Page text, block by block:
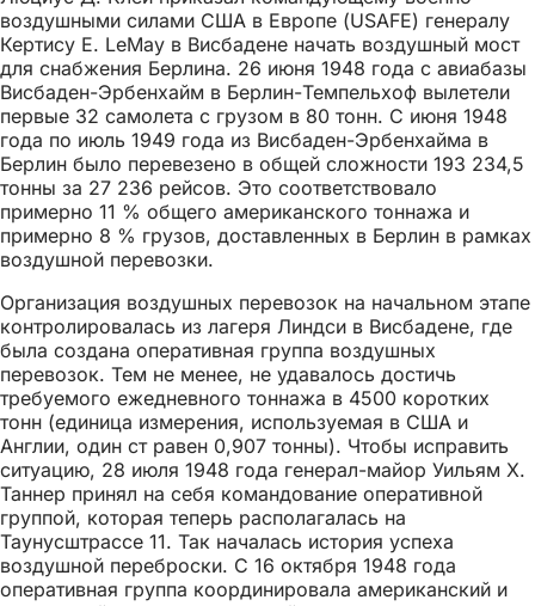
воздушными силами США в Европе (USAFE) генералу
Кертису Е. LeMay в Висбадене начать воздушный мост
для снабжения Берлина. 26 июня 1948 года с авиабазы
Висбаден-Эрбенхайм в Берлин-Темпельхоф вылетели
первые 32 самолета с грузом в 80 тонн. С июня 1948
года по июль 1949 года из Висбаден-Эрбенхайма в
Берлин было перевезено в общей сложности 193 234,5
тонны за 27 236 рейсов. Это соответствовало
примерно 11 % общего американского тоннажа и
примерно 8 % грузов, доставленных в Берлин в рамках
воздушной перевозки.
Организация воздушных перевозок на начальном этапе
контролировалась из лагеря Линдси в Висбадене, где
была создана оперативная группа воздушных
перевозок. Тем не менее, не удавалось достичь
требуемого ежедневного тоннажа в 4500 коротких
тонн (единица измерения, используемая в США и
Англии, один ст равен 0,907 тонны). Чтобы исправить
ситуацию, 28 июля 1948 года генерал-майор Уильям Х.
Таннер принял на себя командование оперативной
группой, которая теперь располагалась на
Таунусштрассе 11. Так началась история успеха
воздушной переброски. С 16 октября 1948 года
оперативная группа координировала американский и